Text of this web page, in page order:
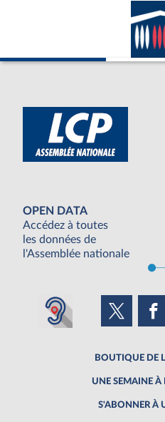
OPEN DATA
Accédez à toutes
les données de
l'Assemblée nationale
BOUTIQUE DE
UNE SEMAINE À
S'ABONNER À